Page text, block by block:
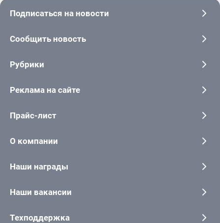
Подписаться на новости
Сообщить новость
Рубрики
Реклама на сайте
Прайс-лист
О компании
Наши награды
Наши вакансии
Техподдержка